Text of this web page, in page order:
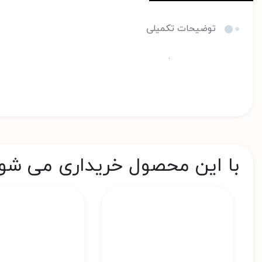
توضیحات تکمیلی
.
با این محصول خریداری می